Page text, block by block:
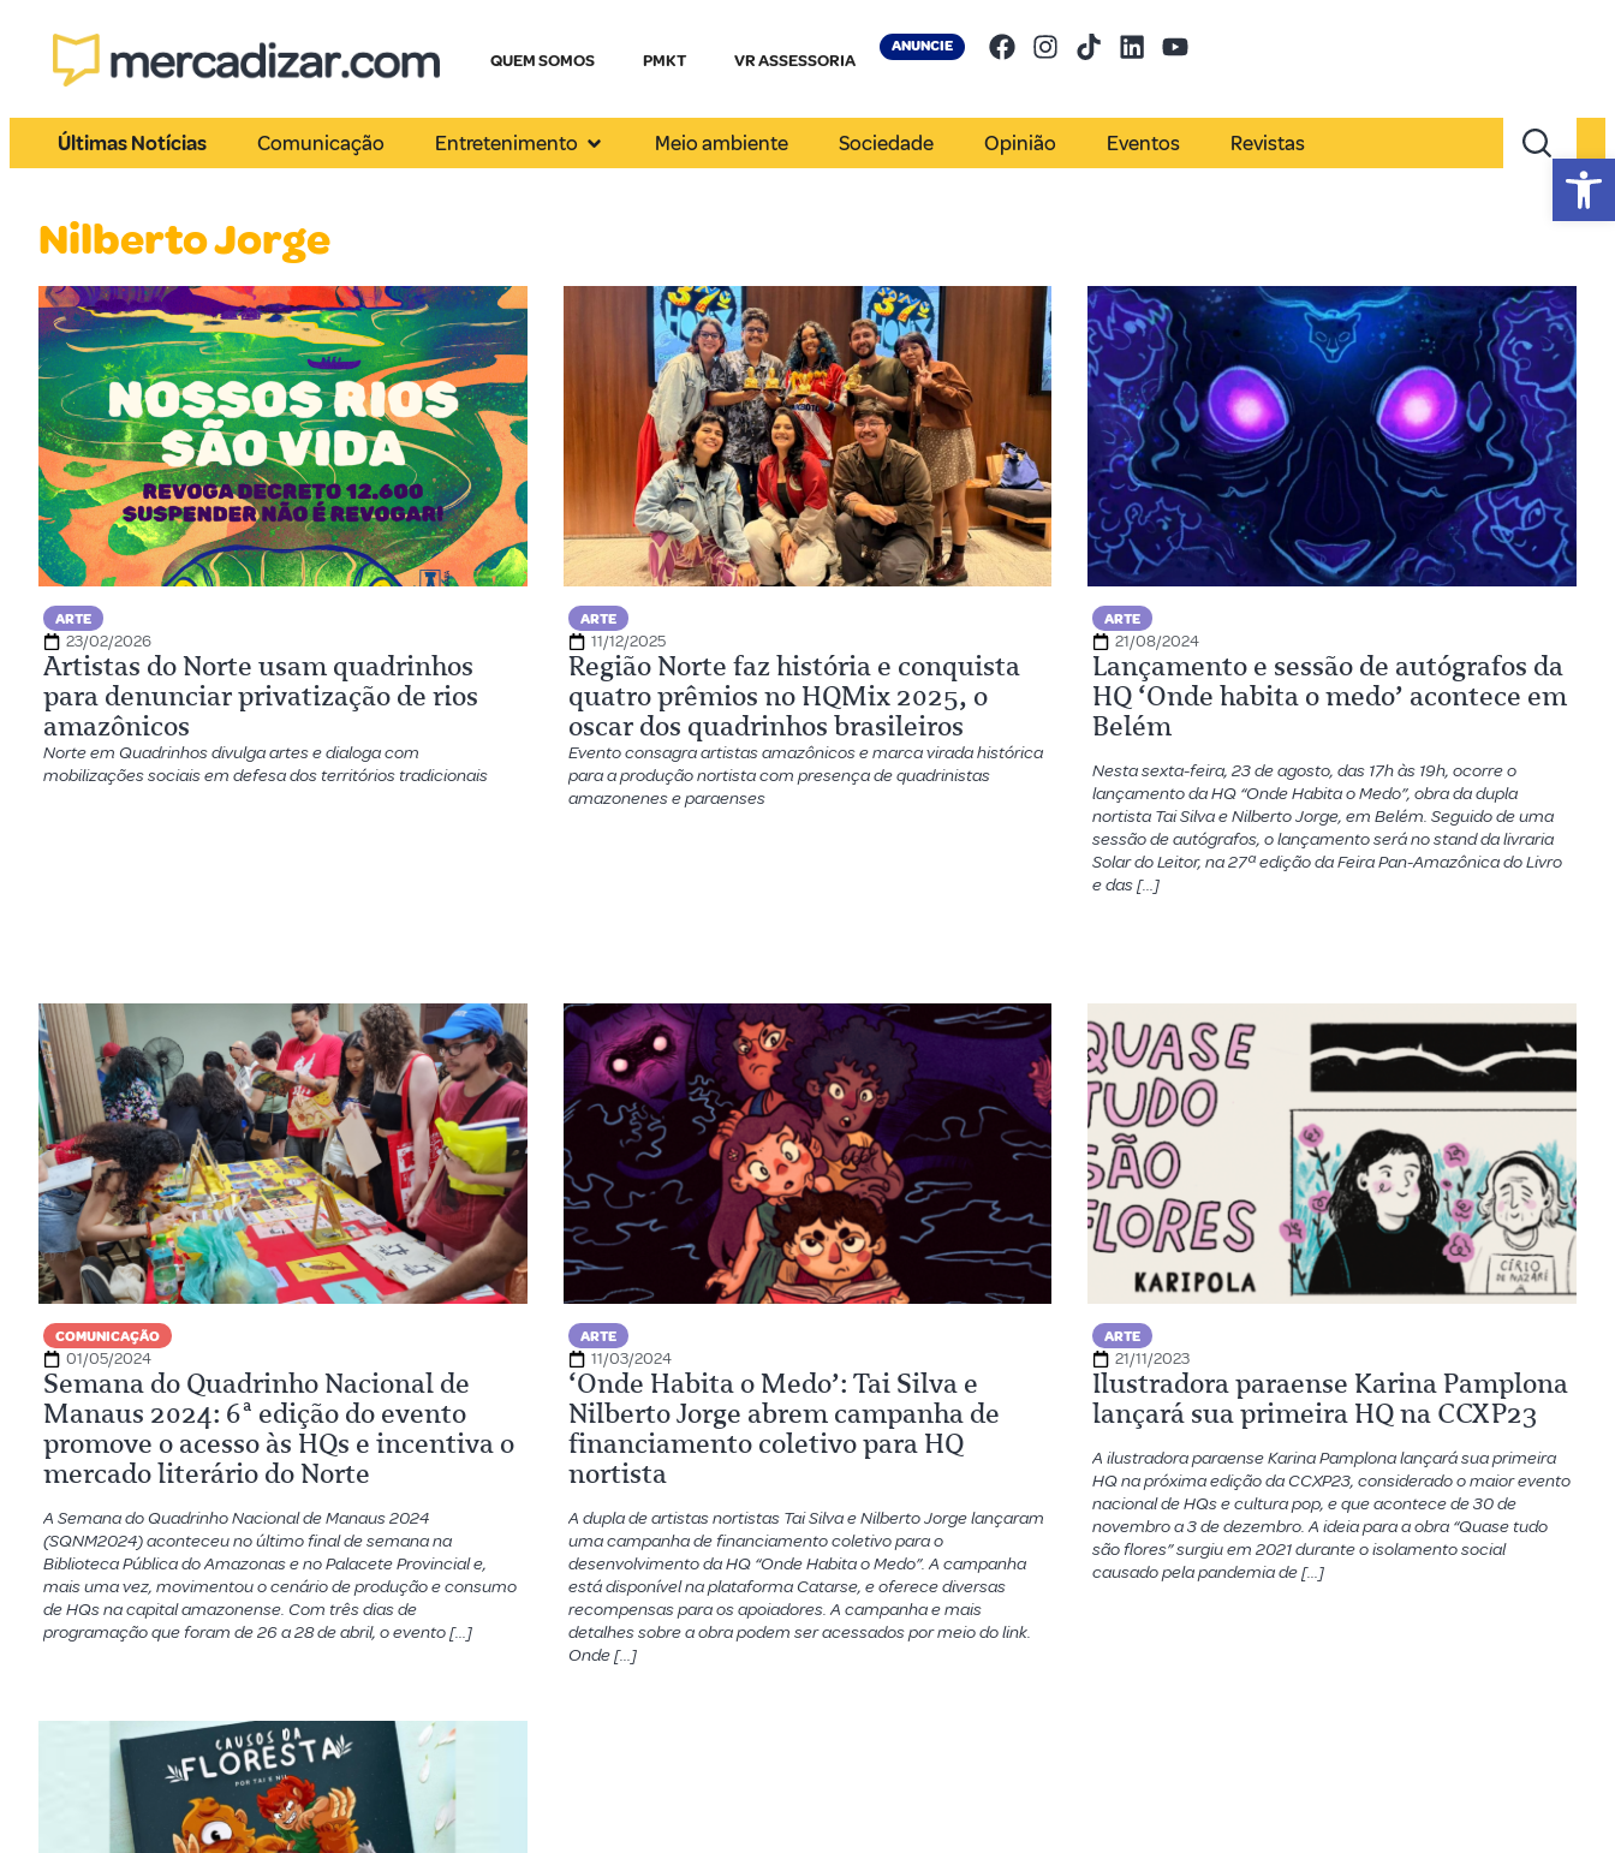
QUEM SOMOS PMKT VR ASSESSORIA
ANUNCIE
Últimas Notícias Comunicação Entretenimento Meio ambiente Sociedade Opinião Eventos Revistas
Nilberto Jorge
ARTE
23/02/2026
Artistas do Norte usam quadrinhos
para denunciar privatização de rios
amazônicos
Norte em Quadrinhos divulga artes e dialoga com
mobilizações sociais em defesa dos territórios tradicionais
ARTE
11/12/2025
Região Norte faz história e conquista
quatro prêmios no HQMix 2025, o
oscar dos quadrinhos brasileiros
Evento consagra artistas amazônicos e marca virada histórica
para a produção nortista com presença de quadrinistas
amazonenes e paraenses
ARTE
21/08/2024
Lançamento e sessão de autógrafos da
HQ ‘Onde habita o medo’ acontece em
Belém
Nesta sexta-feira, 23 de agosto, das 17h às 19h, ocorre o
lançamento da HQ “Onde Habita o Medo”, obra da dupla
nortista Tai Silva e Nilberto Jorge, em Belém. Seguido de uma
sessão de autógrafos, o lançamento será no stand da livraria
Solar do Leitor, na 27ª edição da Feira Pan-Amazônica do Livro
e das […]
COMUNICAÇÃO
01/05/2024
Semana do Quadrinho Nacional de
Manaus 2024: 6ª edição do evento
promove o acesso às HQs e incentiva o
mercado literário do Norte
A Semana do Quadrinho Nacional de Manaus 2024
(SQNM2024) aconteceu no último final de semana na
Biblioteca Pública do Amazonas e no Palacete Provincial e,
mais uma vez, movimentou o cenário de produção e consumo
de HQs na capital amazonense. Com três dias de
programação que foram de 26 a 28 de abril, o evento […]
ARTE
11/03/2024
‘Onde Habita o Medo’: Tai Silva e
Nilberto Jorge abrem campanha de
financiamento coletivo para HQ
nortista
A dupla de artistas nortistas Tai Silva e Nilberto Jorge lançaram
uma campanha de financiamento coletivo para o
desenvolvimento da HQ “Onde Habita o Medo”. A campanha
está disponível na plataforma Catarse, e oferece diversas
recompensas para os apoiadores. A campanha e mais
detalhes sobre a obra podem ser acessados por meio do link.
Onde […]
ARTE
21/11/2023
Ilustradora paraense Karina Pamplona
lançará sua primeira HQ na CCXP23
A ilustradora paraense Karina Pamplona lançará sua primeira
HQ na próxima edição da CCXP23, considerado o maior evento
nacional de HQs e cultura pop, e que acontece de 30 de
novembro a 3 de dezembro. A ideia para a obra “Quase tudo
são flores” surgiu em 2021 durante o isolamento social
causado pela pandemia de […]